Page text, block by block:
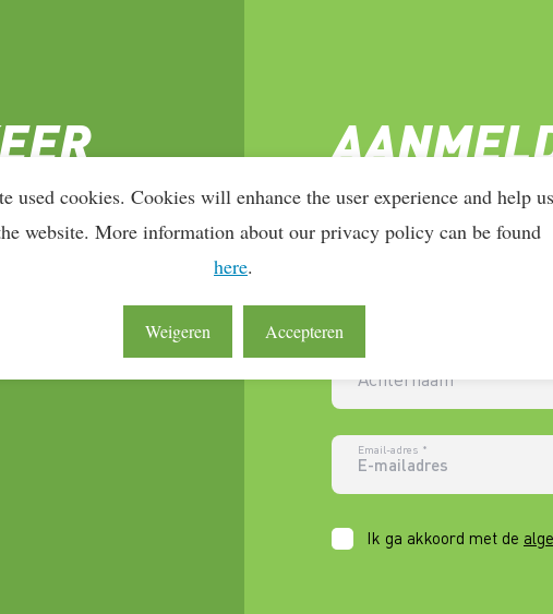
Achternaam
Email-adres *
Ik ga akkoord met de
used cookies. Cookies will enhance the user experience and help us
website. More information about our privacy policy can be found
here.
Weigeren Accepteren